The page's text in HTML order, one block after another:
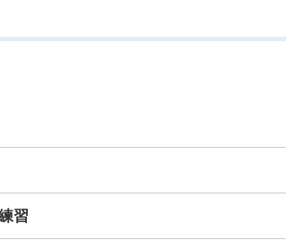
習